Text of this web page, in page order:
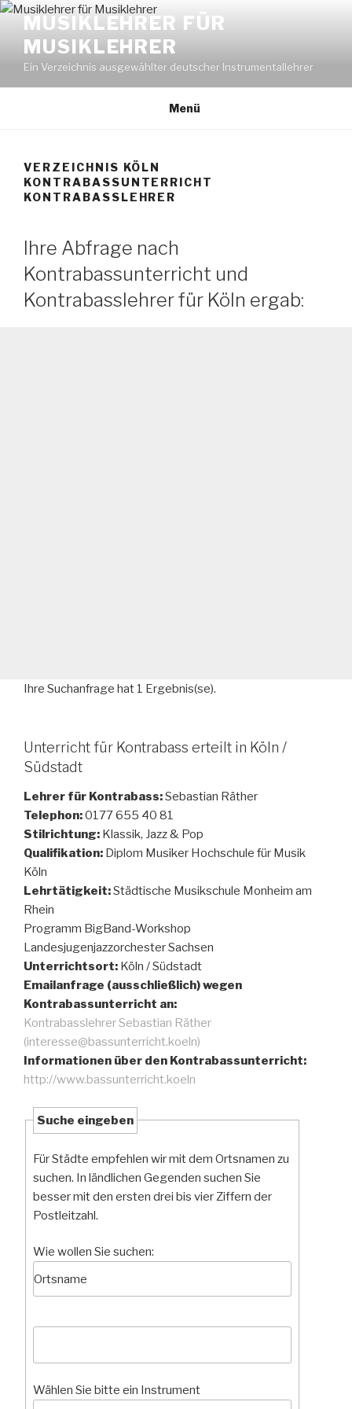
Zum
Inhalt
springen
MUSIKLEHRER FÜR
MUSIKLEHRER
Ein Verzeichnis ausgewählter deutscher Instrumentallehrer
Menü
VERZEICHNIS KÖLN
KONTRABASSUNTERRICHT
KONTRABASSLEHRER
Ihre Abfrage nach
Kontrabassunterricht und
Kontrabasslehrer für Köln ergab:
Ihre Suchanfrage hat 1 Ergebnis(se).
Unterricht für Kontrabass erteilt in Köln /
Südstadt
Lehrer für Kontrabass:Sebastian Räther
Telephon:0177 655 40 81
Stilrichtung: Klassik, Jazz & Pop
Qualifikation: Diplom Musiker Hochschule für Musik
Köln
Lehrtätigkeit:Städtische Musikschule Monheim am
Rhein
Programm BigBand-Workshop
Landesjugenjazzorchester Sachsen
Unterrichtsort: Köln / Südstadt
Emailanfrage (ausschließlich) wegen
Kontrabassunterricht an:
Kontrabasslehrer Sebastian Räther
(interesse@bassunterricht.koeln)
Informationen über den Kontrabassunterricht:
http://www.bassunterricht.koeln
Suche eingeben
Für Städte empfehlen wir mit dem Ortsnamen zu
suchen. In ländlichen Gegenden suchen Sie
besser mit den ersten drei bis vier Ziffern der
Postleitzahl.
Wie wollen Sie suchen:
Wählen Sie bitte ein Instrument